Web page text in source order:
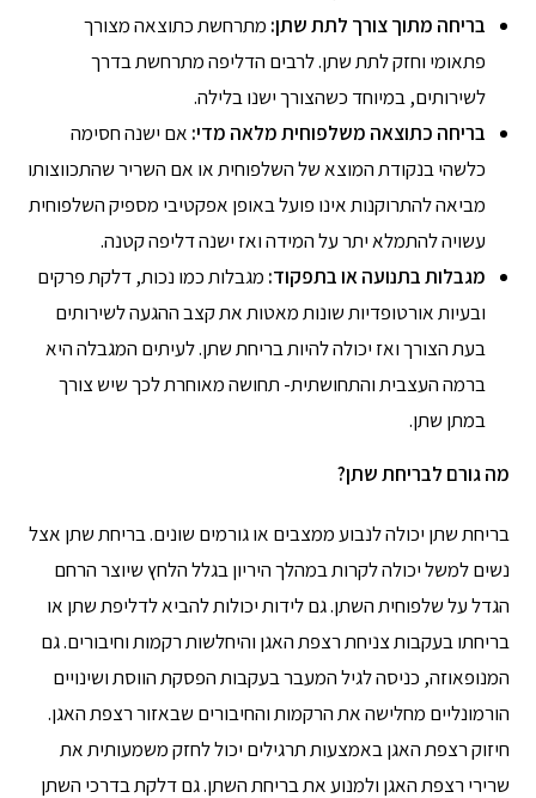
בריחה מתוך צורך לתת שתן: מתרחשת כתוצאה מצורך
פתאומי וחזק לתת שתן. לרבים הדליפה מתרחשת בדרך
לשירותים, במיוחד כשהצורך ישנו בלילה.
בריחה כתוצאה משלפוחית מלאה מדי: אם ישנה חסימה
כלשהי בנקודת המוצא של השלפוחית או אם השריר שהתכווצותו
מביאה להתרוקנות אינו פועל באופן אפקטיבי מספיק השלפוחית
עשויה להתמלא יתר על המידה ואז ישנה דליפה קטנה.
מגבלות בתנועה או בתפקוד: מגבלות כמו נכות, דלקת פרקים
ובעיות אורטופדיות שונות מאטות את קצב ההגעה לשירותים
בעת הצורך ואז יכולה להיות בריחת שתן. לעיתים המגבלה היא
ברמה העצבית והתחושתית- תחושה מאוחרת לכך שיש צורך
במתן שתן.
מה גורם לבריחת שתן?
בריחת שתן יכולה לנבוע ממצבים או גורמים שונים. בריחת שתן אצל
נשים למשל יכולה לקרות במהלך היריון בגלל הלחץ שיוצר הרחם
הגדל על שלפוחית השתן. גם לידות יכולות להביא לדליפת שתן או
בריחתו בעקבות צניחת רצפת האגן והיחלשות רקמות וחיבורים. גם
המנופאוזה, כניסה לגיל המעבר בעקבות הפסקת הווסת ושינויים
הורמונליים מחלישה את הרקמות והחיבורים שבאזור רצפת האגן.
חיזוק רצפת האגן באמצעות תרגילים יכול לחזק משמעותית את
שרירי רצפת האגן ולמנוע את בריחת השתן. גם דלקת בדרכי השתן